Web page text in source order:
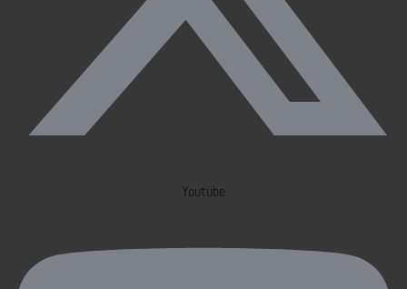
Youtube